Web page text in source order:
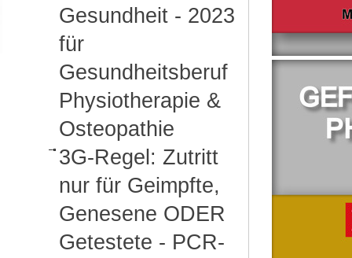
Gesundheit - 2023
für
Gesundheitsberuf
Physiotherapie &
Osteopathie
3G-Regel: Zutritt
nur für Geimpfte,
Genesene ODER
Getestete - PCR-